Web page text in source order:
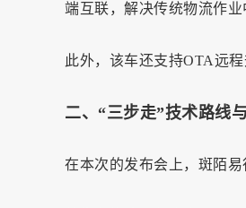
端互联，解决传统物流作业
此外，该车还支持OTA远
二、“三步走”技术路线
在本次的发布会上，斑陌易